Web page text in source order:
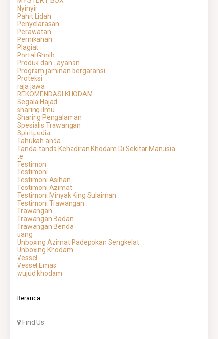
Nyinyir
Pahit Lidah
Penyelarasan
Perawatan
Pernikahan
Plagiat
Portal Ghoib
Produk dan Layanan
Program jaminan bergaransi
Proteksi
raja jawa
REKOMENDASI KHODAM
Segala Hajad
sharing ilmu
Sharing Pengalaman
Spesialis Trawangan
Spiritpedia
Tahukah anda
Tanda-tanda Kehadiran Khodam Di Sekitar Manusia
te
Testimon
Testimoni
Testimoni Asihan
Testimoni Azimat
Testimoni Minyak King Sulaiman
Testimoni Trawangan
Trawangan
Trawangan Badan
Trawangan Benda
uang
Unboxing Azimat Padepokan Sengkelat
Unboxing Khodam
Vessel
Vessel Emas
wujud khodam
Beranda
Find Us